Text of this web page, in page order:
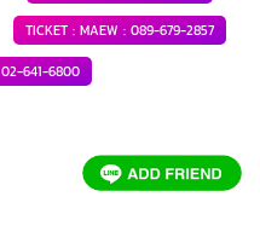
TICKET : MAEW : 089-679-2857
02-641-6800